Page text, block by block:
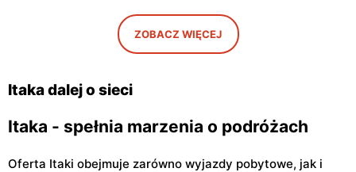
Józefa Piłsudskiego 31c
Henryka Sienkiewicza
46/50
Mińsk Mazowiecki, ul.
Warszawska 63A
ZOBACZ WIĘCEJ
Itaka dalej o sieci
Itaka - spełnia marzenia o podróżach
Oferta Itaki obejmuje zarówno wyjazdy pobytowe, jak i